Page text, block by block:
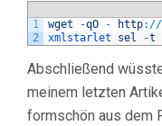
1
2
wget -qO - http: //
xmlstarlet sel -t
Abschließend
meinem letzten
formschön aus dem